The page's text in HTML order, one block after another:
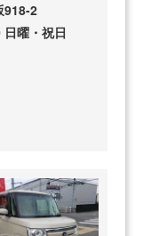
918-2
曜・祝日